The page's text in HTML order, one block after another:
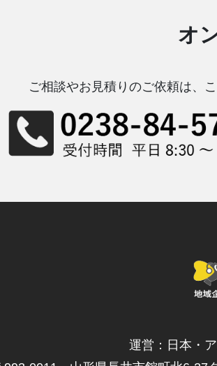
オ
ご相談やお見積りのご依頼は、
運営：日本・